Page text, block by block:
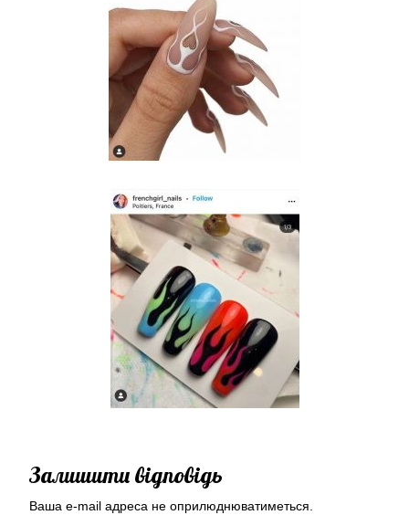
Залишити відповідь
Ваша e-mail адреса не оприлюднюватиметься.